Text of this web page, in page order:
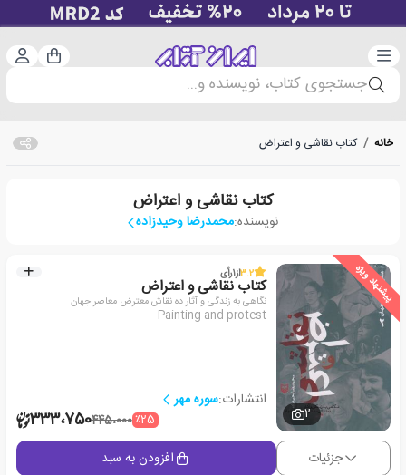
دسته‌بندی سبد
جستجوی کتاب، نویسنده و...
خانه / کتاب نقاشی و اعتراض
کتاب نقاشی و اعتراض
نویسنده:محمدرضا وحیدزاده
پیشنهاد ویژه
2
3.2از1رأی
کتاب نقاشی و اعتراض
نگاهی به زندگی و آثار ده نقاش معترض معاصر جهان
Painting and protest
انتشارات:سوره مهر
٪25445،000333،750
جزئیات افزودن به سبد